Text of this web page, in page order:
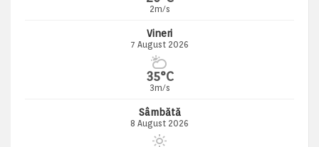
2m/s
Vineri
7 August 2026
35°C
3m/s
Sâmbătă
8 August 2026